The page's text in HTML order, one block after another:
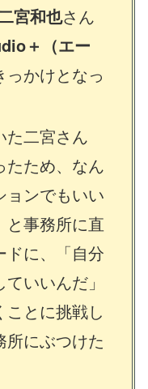
宮和也さん
＋（エー
っかけとなっ
た二宮さん
たため、なん
ョンでもいい
と事務所に直
ドに、「自分
いいんだ」
ことに挑戦し
所にぶつけた